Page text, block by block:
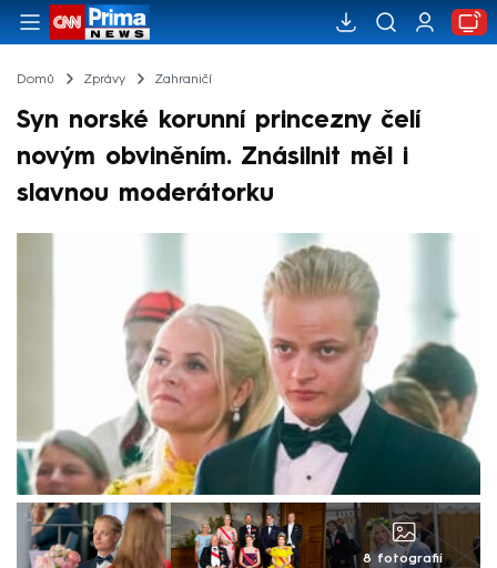
Domů Zprávy Zahraničí
Syn norské korunní princezny čelí
novým obviněním. Znásilnit měl i
slavnou moderátorku
8 fotografií